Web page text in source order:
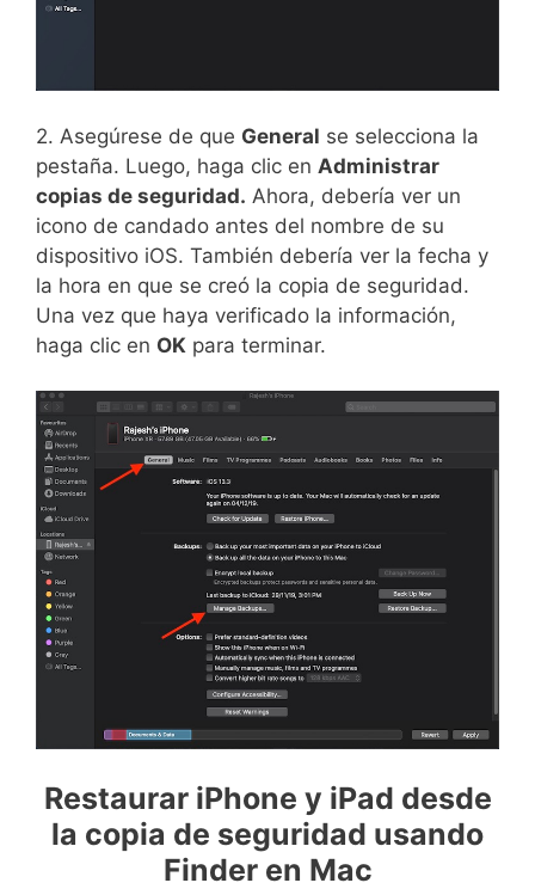
2. Asegúrese de que General se selecciona la
pestaña. Luego, haga clic en Administrar
copias de seguridad. Ahora, debería ver un
icono de candado antes del nombre de su
dispositivo iOS. También debería ver la fecha y
la hora en que se creó la copia de seguridad.
Una vez que haya verificado la información,
haga clic en OK para terminar.
Restaurar iPhone y iPad desde
la copia de seguridad usando
Finder en Mac